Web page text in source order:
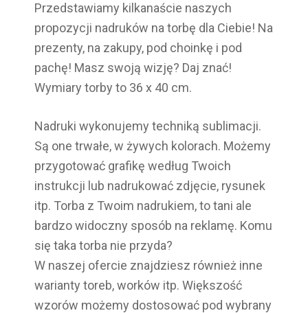
Przedstawiamy kilkanaście naszych
propozycji nadruków na torbę dla Ciebie! Na
prezenty, na zakupy, pod choinkę i pod
pachę! Masz swoją wizję? Daj znać!
Wymiary torby to 36 x 40 cm.
Nadruki wykonujemy techniką sublimacji.
Są one trwałe, w żywych kolorach. Możemy
przygotować grafikę według Twoich
instrukcji lub nadrukować zdjęcie, rysunek
itp. Torba z Twoim nadrukiem, to tani ale
bardzo widoczny sposób na reklamę. Komu
się taka torba nie przyda?
W naszej ofercie znajdziesz również inne
warianty toreb, worków itp. Większość
wzorów możemy dostosować pod wybrany